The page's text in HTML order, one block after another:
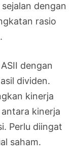
dengan
rasio
dengan
dividen.
kinerja
kinerja
Perlu diingat
saham.